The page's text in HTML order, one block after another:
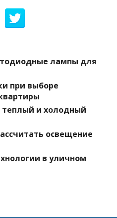
лампы для
при выборе
и холодный
освещение
в уличном